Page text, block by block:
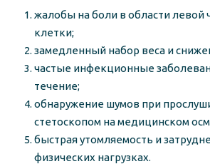
жалобы на боли в области левой
клетки;
замедленный набор веса и
частые инфекционные
течение;
обнаружение шумов при
стетоскопом на медицинском
быстрая утомляемость и
физических нагрузках.